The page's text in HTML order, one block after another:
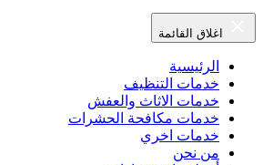
اغلاق القائمة
الرئيسية
خدمات التنظيف
خدمات الاثاث والعفش
خدمات مكافحة الحشرات
خدمات اخري
من نحن